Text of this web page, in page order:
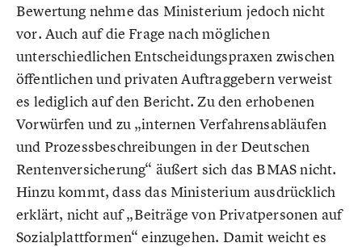
Bewertung nehme das Ministerium jedoch nicht
vor. Auch auf die Frage nach möglichen
unterschiedlichen Entscheidungspraxen zwischen
öffentlichen und privaten Auftraggebern verweist
es lediglich auf den Bericht. Zu den erhobenen
Vorwürfen und zu „internen Verfahrensabläufen
und Prozessbeschreibungen in der Deutschen
Rentenversicherung“ äußert sich das BMAS nicht.
Hinzu kommt, dass das Ministerium ausdrücklich
erklärt, nicht auf „Beiträge von Privatpersonen auf
Sozialplattformen“ einzugehen. Damit weicht es